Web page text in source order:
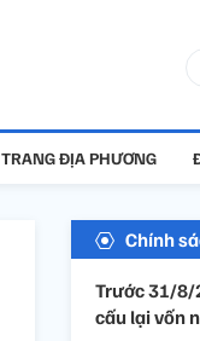
TRANG ĐỊA PHƯƠNG
Chính
Trước 31/8/
cấu lại vốn